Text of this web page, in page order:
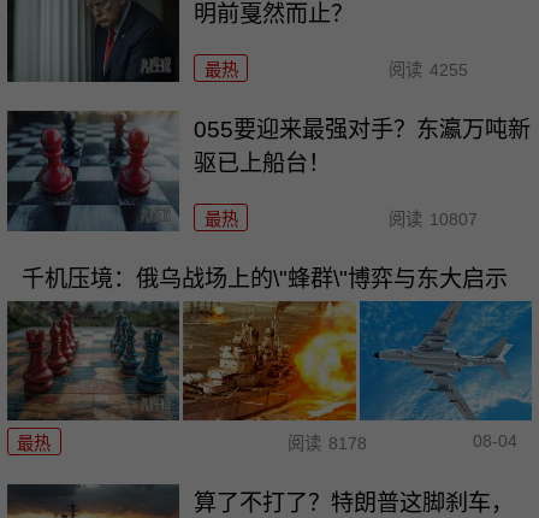
明前戛然而止？
最热 阅读 4255
055要迎来最强对手？东瀛万吨新
驱已上船台！
最热 阅读 10807
千机压境：俄乌战场上的\"蜂群\"博弈与东大启示
最热 阅读 8178 08-04
算了不打了？特朗普这脚刹车，